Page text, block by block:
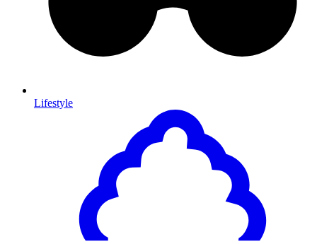
Lifestyle